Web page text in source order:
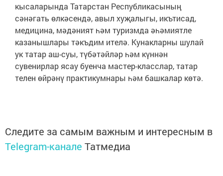
кысаларында Татарстан Республикасының
сәнәгать өлкәсендә, авыл хуҗалыгы, икътисад,
медицина, мәдәният һәм туризмда әһәмиятле
казанышлары тәкъдим ителә. Кунакларны шулай
ук татар аш-суы, түбәтәйләр һәм күннән
сувенирлар ясау буенча мастер-класслар, татар
телен өйрәнү практикумнары һәм башкалар көтә.
Следите за самым важным и интересным в
Telegram-канале Татмедиа